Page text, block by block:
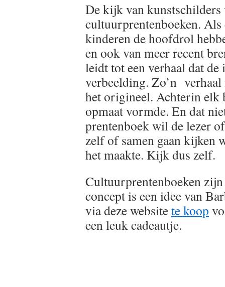
De kijk van
cultuurprentenboeken. Als
kinderen de hoofdrol
en ook van meer recent
leidt tot een verhaal dat
verbeelding. Zo’n
het origineel. Achterin elk
opmaat vormde. En dat
prentenboek wil de lezer
zelf of samen gaan kijken
het maakte. Kijk dus zelf.
Cultuurprentenboeken
concept is een idee van
via deze websitete koop
een leuk cadeautje.